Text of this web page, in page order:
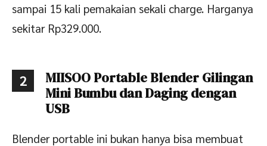
sampai 15 kali pemakaian sekali charge. Harganya
sekitar Rp329.000.
2
MIISOO Portable Blender Gilingan
Mini Bumbu dan Daging dengan
USB
Blender portable ini bukan hanya bisa membuat